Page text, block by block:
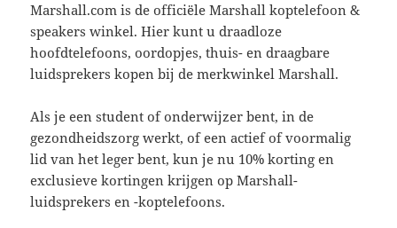
Marshall.com is de officiële Marshall koptelefoon &
speakers winkel. Hier kunt u draadloze
hoofdtelefoons, oordopjes, thuis- en draagbare
luidsprekers kopen bij de merkwinkel Marshall.
Als je een student of onderwijzer bent, in de
gezondheidszorg werkt, of een actief of voormalig
lid van het leger bent, kun je nu 10% korting en
exclusieve kortingen krijgen op Marshall-
luidsprekers en -koptelefoons.